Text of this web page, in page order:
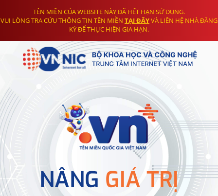
TÊN MIỀN CỦA WEBSITE NÀY ĐÃ HẾT HẠN SỬ DỤNG.
VUI LÒNG TRA CỨU THÔNG TIN TÊN MIỀN TẠI ĐÂYVÀ LIÊN HỆ NHÀ ĐĂNG
KÝ ĐỂ THỰC HIỆN GIA HẠN.
NÂNG GIÁ TRỊ